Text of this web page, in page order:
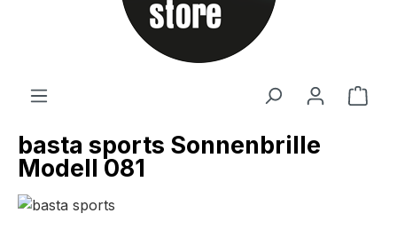
basta sports Sonnenbrille
Modell 081